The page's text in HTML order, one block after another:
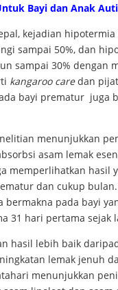
Bayi dan Anak
kejadian
sampai 50%, dan
sampai 30% dengan
kangaroo caredan
bayi prematur juga
menunjukkan
asam lemak
memperlihatkan hasil
dan cukup
bermakna pada bayi
31 hari pertama sejak
hasil lebih baik
lemak jenuh
menunjukkan